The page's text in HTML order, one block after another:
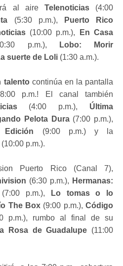
al aire Telenoticias(4:00
(5:30 p.m.),
Puerto Rico
(10:00 p.m.),
En Casa
p.m.),
Lobo: Morir
suerte de Loli (1:30 a.m.).
talentocontinúa en la pantalla
p.m.! El canal también
(4:00 p.m.), Última
Pelota Dura(7:00 p.m.),
(9:00 p.m.) y la
(10:00 p.m.).
Puerto Rico (Canal 7),
(6:30 p.m.), Hermanas:
p.m.),
Lo tomas o lo
The Box(9:00 p.m.), Código
p.m.), rumbo al final de su
Rosa de Guadalupe (11:00